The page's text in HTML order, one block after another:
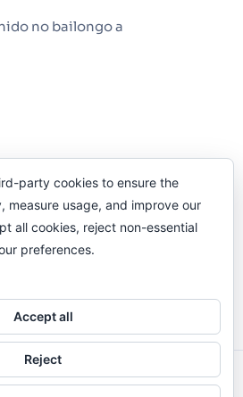
no bailongo a
puede tener teléfono, que
2025. Todos Los Derechos
party cookies to ensure the
measure usage, and improve our
all cookies, reject non-essential
preferences.
Accept all
Reject